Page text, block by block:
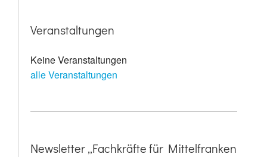
Veranstaltungen
Keine Veranstaltungen
alle Veranstaltungen
Newsletter „Fachkräfte für Mittelfranken